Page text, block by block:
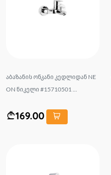
აბაზანის ონკანი კედლიდან NE
ON ნიკელი #15710501 ...
169.00